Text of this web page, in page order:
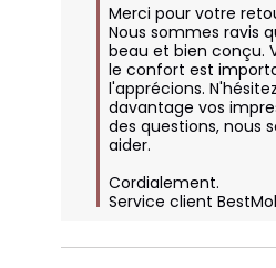
Merci pour votre
Nous sommes ravis
beau et bien conçu.
le confort est
l'apprécions.
davantage vos
des questions, nous
aider.
Cordialement.
Service client